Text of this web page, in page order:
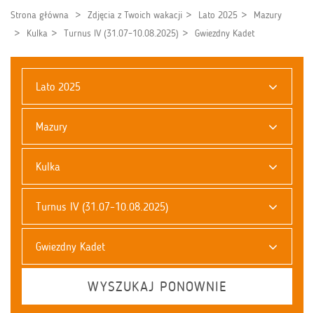
Strona główna Zdjęcia z Twoich wakacji Lato 2025
Mazury
Kulka
Turnus IV (31.07–10.08.2025) Gwiezdny Kadet
Lato 2025
Mazury
Kulka
Turnus IV (31.07–10.08.2025)
Gwiezdny Kadet
WYSZUKAJ PONOWNIE